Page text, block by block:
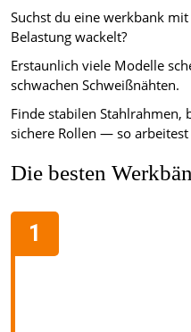
Suchst du eine werkbank
Belastung wackelt?
Erstaunlich viele Modelle
schwachen Schweißnähten.
Finde stabilen Stahlrahmen,
sichere Rollen — so
Die besten